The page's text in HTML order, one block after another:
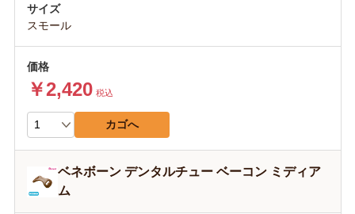
スモール
￥2,420 税込
カゴへ
ベネボーン デンタルチュー ベーコン ミディア
ム